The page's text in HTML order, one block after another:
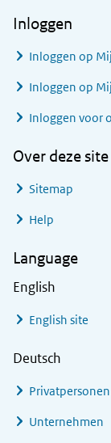
Inloggen
Inloggen op
Inloggen op
Inloggen voor
Over deze site
Sitemap
Help
Language
English
English site
Deutsch
Privatpersonen
Unternehmen